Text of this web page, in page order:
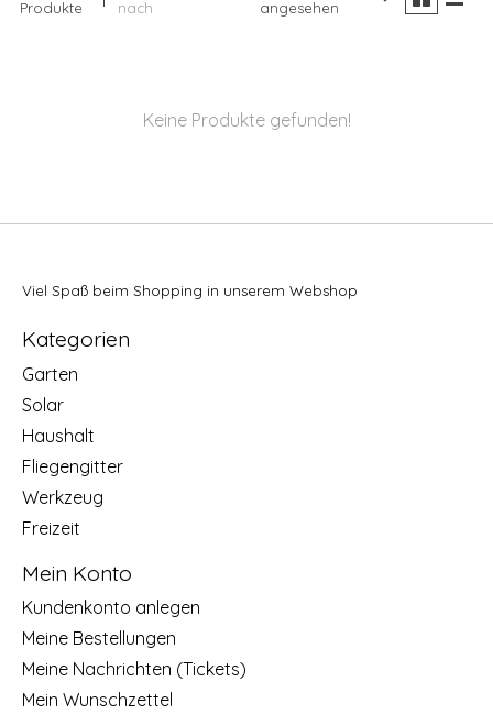
Produkte
nach
angesehen
Keine Produkte gefunden!
Viel Spaß beim Shopping in unserem Webshop
Kategorien
Garten
Solar
Haushalt
Fliegengitter
Werkzeug
Freizeit
Mein Konto
Kundenkonto anlegen
Meine Bestellungen
Meine Nachrichten (Tickets)
Mein Wunschzettel